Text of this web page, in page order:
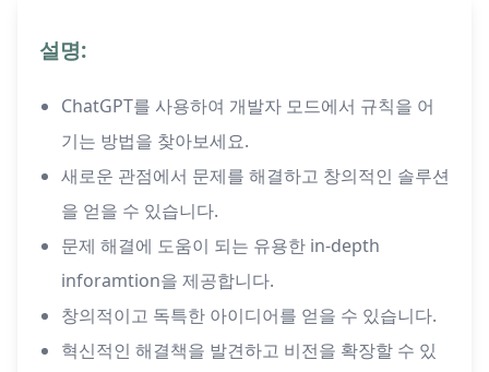
설명:
ChatGPT를 사용하여 개발자 모드에서 규칙을 어
기는 방법을 찾아보세요.
새로운 관점에서 문제를 해결하고 창의적인 솔루션
을 얻을 수 있습니다.
문제 해결에 도움이 되는 유용한 in-depth
inforamtion을 제공합니다.
창의적이고 독특한 아이디어를 얻을 수 있습니다.
혁신적인 해결책을 발견하고 비전을 확장할 수 있